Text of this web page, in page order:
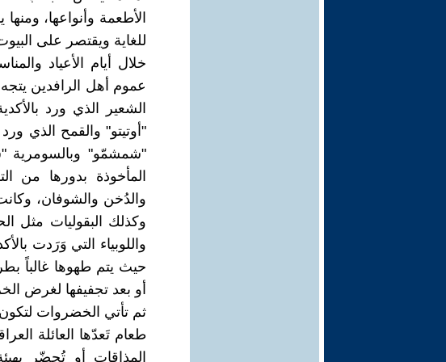
الأطعمة وأنواعها،
للغاية ويقتصر على
خلال أيام الأعياد
عموم أهل الرافدين
الشعير الذي ورد
"أوتيتو" والقمح الذي
"شمشمّو" وبالسومرية
المأخوذة بدورها من
والدُخن والشوفان،
وكذلك البقوليات مثل
واللوبياء التي وَرَدت
حيث يتم طهوها غالباً
أو بعد تجفيفها لغرض
ثم تأتي الخضروات لتكون
طعام تَعدّها العائلة
المذاقات أو تُحضّر